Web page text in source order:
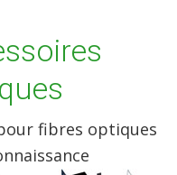
fibres optiques